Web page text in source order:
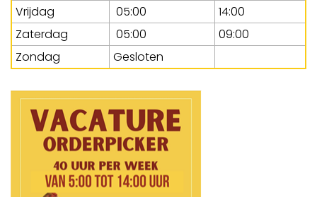
Vrijdag
05:00
14:00
Zaterdag
05:00
09:00
Zondag
Gesloten